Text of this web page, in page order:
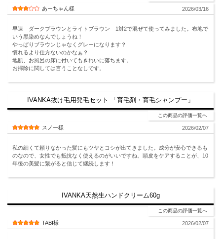
あーちゃん様 2026/03/16
早速 ダークブラウンとライトブラウン 1対2で混ぜて使ってみました。布地で
いう黒染めなんでしょうね！
やっぱりブラウンじゃなくグレーになります？
慣れるより仕方ないのかなぁ？
地肌、お風呂の床に付いてもきれいに落ちます。
お掃除に関しては言うことなしです。
IVANKA抜け毛用発毛セット 「育毛剤・育毛シャンプー」
この商品の評価一覧へ
スノー様 2026/02/07
私の細くて頼りなかった髪にもツヤとコシが出てきました。成分が安心できるも
のなので、女性でも抵抗なく使えるのがいいですね。頭皮をケアすることが、10
年後の美髪に繋がると信じて継続します！
IVANKA天然生ハンドクリーム60g
この商品の評価一覧へ
TABI様 2026/02/07